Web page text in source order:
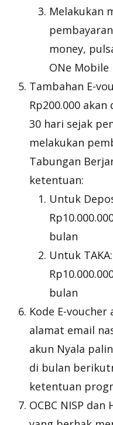
Melakukan
money,
ONe Mobile
Tambahan E-
Rp200.000
30 hari sejak
melakukan
Tabungan
ketentuan:
Untuk
bulan
Untuk
bulan
Kode E-
alamat email
akun Nyala
di bulan
ketentuan
OCBC NISP